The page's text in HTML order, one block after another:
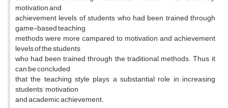
motivation and
achievement levels of students who had been trained through
game-based teaching
methods were more campared to motivation and achievement
levels of the students
who had been trained through the traditional methods. Thus, it
can be concluded
that the teaching style plays a substantial role in increasing
students’ motivation
and academic achievement.